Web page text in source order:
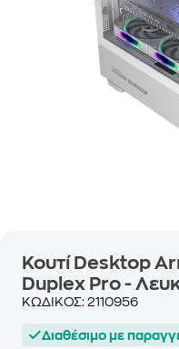
Κουτί Desktop
Duplex Pro -
ΚΩΔΙΚΟΣ: 2110956
Διαθέσιμο με